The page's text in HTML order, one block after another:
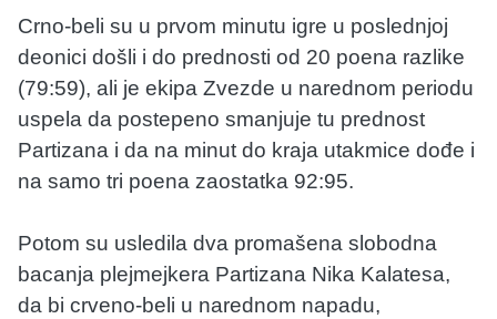
Crno-beli su u prvom minutu igre u poslednjoj
deonici došli i do prednosti od 20 poena razlike
(79:59), ali je ekipa Zvezde u narednom periodu
uspela da postepeno smanjuje tu prednost
Partizana i da na minut do kraja utakmice dođe i
na samo tri poena zaostatka 92:95.
Potom su usledila dva promašena slobodna
bacanja plejmejkera Partizana Nika Kalatesa,
da bi crveno-beli u narednom napadu,